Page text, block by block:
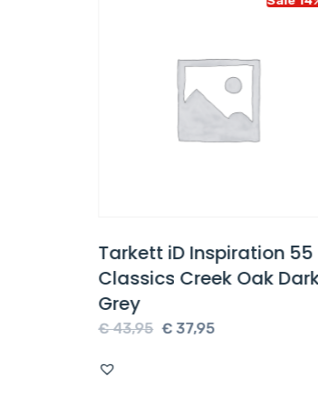
Tarkett iD Inspiration 55
Classics Creek Oak Dark
Grey
€43,95
Oorspronkelijke
€37,95Huidige